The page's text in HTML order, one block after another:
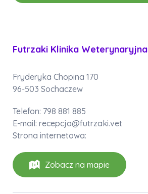
Futrzaki Klinika Weterynaryjna
Fryderyka Chopina 170
96-503 Sochaczew
Telefon: 798 881 885
E-mail: recepcja@futrzaki.vet
Strona internetowa:
Zobacz na mapie